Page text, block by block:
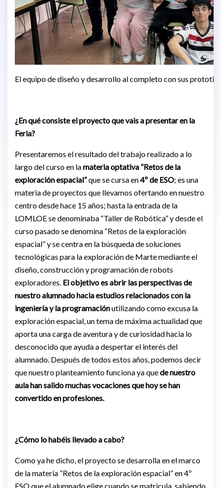
El equipo de diseño y desarrollo al completo con sus
¿En qué consiste el proyecto que vais a presentar en la
Feria?
Presentaremos el resultado del trabajo realizado a lo
largo del curso en lamateria optativa “Retos de la
exploración espacial”que se cursa en4º de ESO; es una
materia de proyectos que llevamos ofertando en nuestro
centro desde hace 15 años; hasta la entrada de la
LOMLOE se denominaba “Taller de Robótica” y desde el
curso pasado se denomina “Retos de la exploración
espacial” y se centra en la búsqueda de soluciones
tecnológicas para la exploración de Marte mediante el
diseño, construcción y programación de robots
exploradores. El objetivo es abrir las perspectivas de
nuestro alumnado hacia estudios relacionados con la
ingeniería y la programaciónutilizando como excusa la
exploración espacial, un tema de máxima actualidad que
aporta una carga de aventura y de curiosidad hacia lo
desconocido que ayuda a despertar el interés del
alumnado. Después de todos estos años, podemos decir
que nuestro planteamiento funciona ya quede nuestro
aula han salido muchas vocaciones que hoy se han
convertido en profesiones.
¿Cómo lo habéis llevado a cabo?
Como ya he dicho, el proyecto se desarrolla en el marco
de la materia “Retos de la exploración espacial” en 4º
ESO que el alumnado elige cuando se matricula, sabiendo